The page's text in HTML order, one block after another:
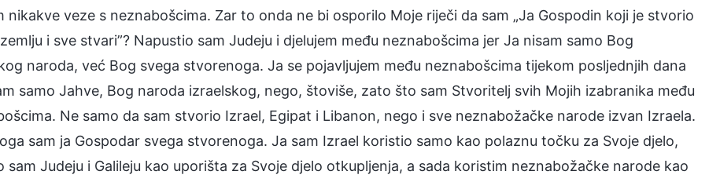
nikakve veze s neznabošcima. Zar to onda ne bi osporilo Moje riječi da sam „Ja Gospodin koji je stvorio
i sve stvari”? Napustio sam Judeju i djelujem među neznabošcima jer Ja nisam samo Bog
naroda, već Bog svega stvorenoga. Ja se pojavljujem među neznabošcima tijekom posljednjih dana
samo Jahve, Bog naroda izraelskog, nego, štoviše, zato što sam Stvoritelj svih Mojih izabranika među
Ne samo da sam stvorio Izrael, Egipat i Libanon, nego i sve neznabožačke narode izvan Izraela.
sam ja Gospodar svega stvorenoga. Ja sam Izrael koristio samo kao polaznu točku za Svoje djelo,
sam Judeju i Galileju kao uporišta za Svoje djelo otkupljenja, a sada koristim neznabožačke narode kao